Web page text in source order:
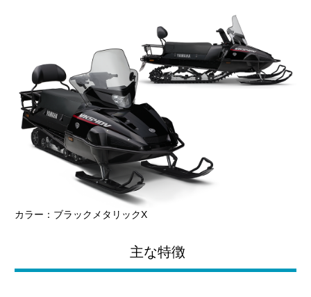
カラー：ブラックメタリックX
主な特徴